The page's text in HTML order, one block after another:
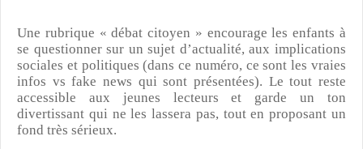
Une rubrique « débat citoyen » encourage les enfants à
se questionner sur un sujet d’actualité, aux implications
sociales et politiques (dans ce numéro, ce sont les vraies
infos vs fake news qui sont présentées). Le tout reste
accessible aux jeunes lecteurs et garde un ton
divertissant qui ne les lassera pas, tout en proposant un
fond très sérieux.